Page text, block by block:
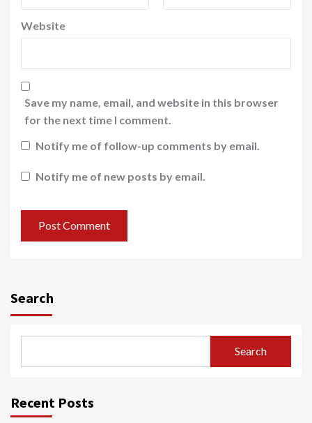
Website
Save my name, email, and website in this browser
for the next time I comment.
Notify me of follow-up comments by email.
Notify me of new posts by email.
Search
Search
Recent Posts